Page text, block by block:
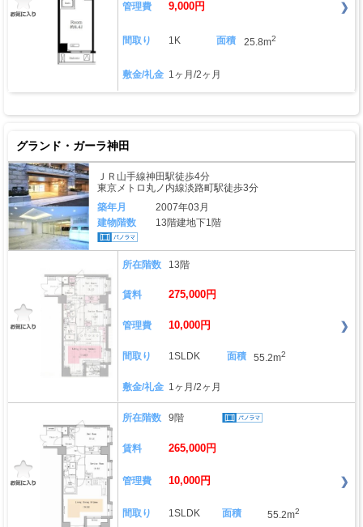
管理費 9,000円
間取り 1K 面積 25.8m2
敷金/礼金 1ヶ月/2ヶ月
グランド・ガーラ神田
ＪＲ山手線神田駅徒歩4分
東京メトロ丸ノ内線淡路町駅徒歩3分
築年月
2007年03月
建物階数
13階建地下1階
所在階数 13階
賃料 275,000円
管理費 10,000円
間取り 1SLDK 面積 55.2m2
敷金/礼金 1ヶ月/2ヶ月
所在階数 9階
賃料 265,000円
管理費 10,000円
間取り 1SLDK 面積 55.2m2